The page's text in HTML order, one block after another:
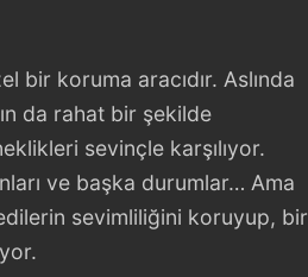
bir koruma aracıdır. Aslında
da rahat bir şekilde
sevinçle karşılıyor.
ve başka durumlar… Ama
sevimliliğini koruyup, bir